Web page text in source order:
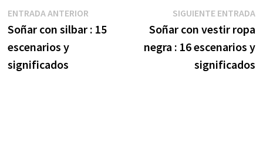
Navegación
de
entradas
ENTRADA ANTERIOREntrada
anterior:
Soñar con silbar : 15
escenarios y
significados
SIGUIENTE ENTRADA
Soñar con vestir ropa
negra : 16 escenarios y
significados